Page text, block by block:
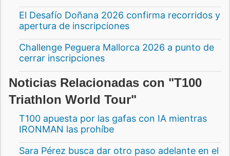
El Desafío Doñana 2026 confirma recorridos y
apertura de inscripciones
Challenge Peguera Mallorca 2026 a punto de
cerrar inscripciones
Noticias Relacionadas con "T100
Triathlon World Tour"
T100 apuesta por las gafas con IA mientras
IRONMAN las prohíbe
Sara Pérez busca dar otro paso adelante en el